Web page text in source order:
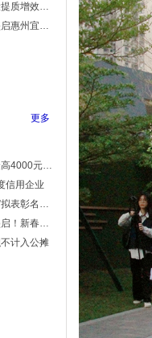
市住建局局长邬刚：激活惠州城乡建设提质增效新动能
暖冬赴惠，房暖情更暖！大庆看房团盛启惠州宜居之旅
更多
惠州人速看！买车位政府直接发钱，最高4000元！名额有限先到先得
信用企业
关于对“2025年度惠州房地产信用企业”拟表彰名单进行公示的通知
惠州市房协主办惠安家・春季购房节盛启！新春到惠，轻松看好房
计入公摊